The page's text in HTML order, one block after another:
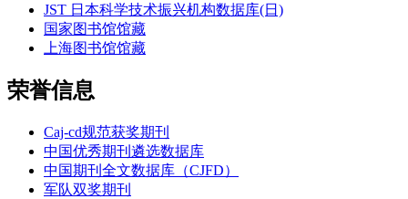
JST 日本科学技术振兴机构数据库(日)
国家图书馆馆藏
上海图书馆馆藏
荣誉信息
Caj-cd规范获奖期刊
中国优秀期刊遴选数据库
中国期刊全文数据库（CJFD）
军队双奖期刊